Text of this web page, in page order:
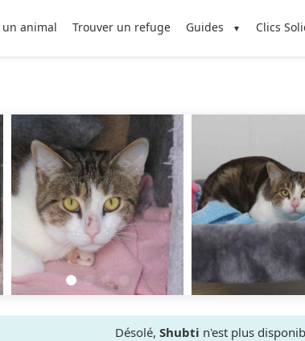
un animal Trouver un refuge Guides Clics
Désolé, Shubti n'est plus